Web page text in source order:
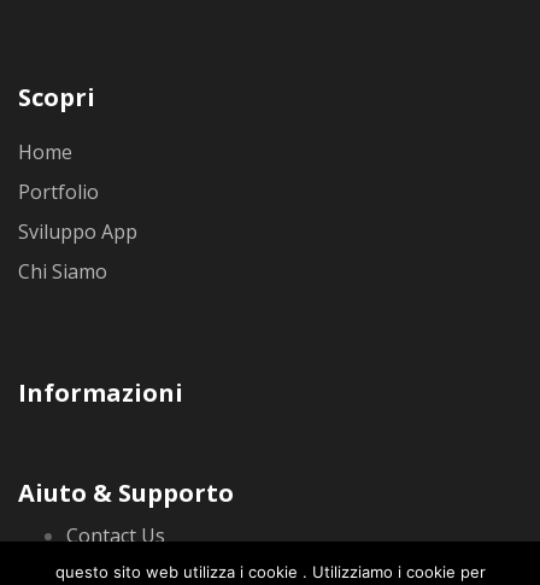
Scopri
Home
Portfolio
Sviluppo App
Chi Siamo
Informazioni
Aiuto & Supporto
Contact Us
Privacy Policy
questo sito web utilizza i cookie . Utilizziamo i cookie per